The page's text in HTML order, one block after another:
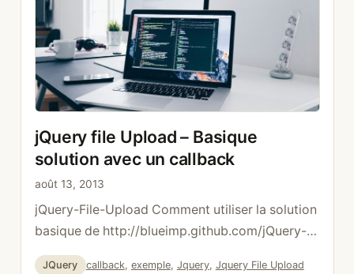
jQuery file Upload – Basique
solution avec un callback
août 13, 2013
jQuery-File-Upload Comment utiliser la solution
basique de http://blueimp.github.com/jQuery-
File-Upload/ et faire en sorte qu’elle fonctionne
Catégories
JQuery Étiquettes
callback, exemple, Jquery, Jquery File Upload